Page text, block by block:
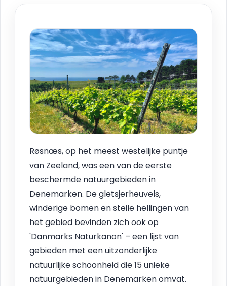
Røsnæs, op het meest westelijke puntje
van Zeeland, was een van de eerste
beschermde natuurgebieden in
Denemarken. De gletsjerheuvels,
winderige bomen en steile hellingen van
het gebied bevinden zich ook op
'Danmarks Naturkanon' – een lijst van
gebieden met een uitzonderlijke
natuurlijke schoonheid die 15 unieke
natuurgebieden in Denemarken omvat.